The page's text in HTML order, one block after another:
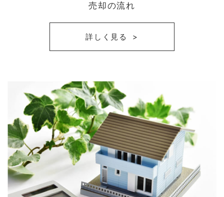
売却の流れ
詳しく見る